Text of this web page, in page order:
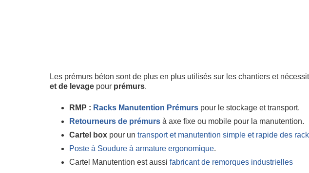
Les prémurs béton sont de plus en plus utilisés sur les chantiers et
et de levage pour prémurs.
RMP : Racks Manutention Prémurs pour le stockage et transport.
Retourneurs de prémurs à axe fixe ou mobile pour la manutention.
Cartel box pour un transport et manutention simple et rapide des
Poste à Soudure à armature ergonomique.
Cartel Manutention est aussi fabricant de remorques industrielles